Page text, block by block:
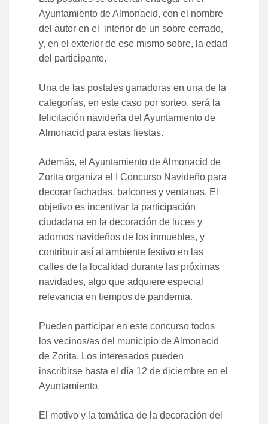
Ayuntamiento de Almonacid, con el nombre
del autor en el interior de un sobre cerrado,
y, en el exterior de ese mismo sobre, la edad
del participante.
Una de las postales ganadoras en una de la
categorías, en este caso por sorteo, será la
felicitación navideña del Ayuntamiento de
Almonacid para estas fiestas.
Además, el Ayuntamiento de Almonacid de
Zorita organiza el I Concurso Navideño para
decorar fachadas, balcones y ventanas. El
objetivo es incentivar la participación
ciudadana en la decoración de luces y
adornos navideños de los inmuebles, y
contribuir así al ambiente festivo en las
calles de la localidad durante las próximas
navidades, algo que adquiere especial
relevancia en tiempos de pandemia.
Pueden participar en este concurso todos
los vecinos/as del municipio de Almonacid
de Zorita. Los interesados pueden
inscribirse hasta el día 12 de diciembre en el
Ayuntamiento.
El motivo y la temática de la decoración del